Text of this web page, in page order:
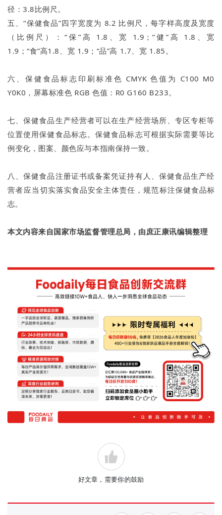
径：3.8比例尺。
五、“保健食品”四字宽度为 8.2 比例尺，每字样高度及宽度
（比例尺）：“保”高 1.8、宽 1.9；“健”高 1.8、宽
1.9；“食”高1.8、宽 1.9；“品”高 1.7、宽 1.85。
六、保健食品标志印刷标准色 CMYK 色值为 C100 M0
Y0K0，屏幕标准色 RGB 色值：R0 G160 B233。
七、保健食品生产经营者可以在生产经营场所、专区专柜等
位置使用保健食品标志。保健食品标志可根据实际需要等比
例变化，图案、颜色应与本指南保持一致。
八、保健食品注册证书或备案凭证持有人、保健食品生产经
营者应当 切实落实食品安全主体责任，规范标注保健食品标
志。
本文内容来自国家市场监督管理总局，由庶正康讯编辑整理
好文章，需要你的鼓励